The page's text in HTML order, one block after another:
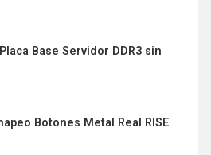
Base Servidor DDR3 sin
Botones Metal Real RISE